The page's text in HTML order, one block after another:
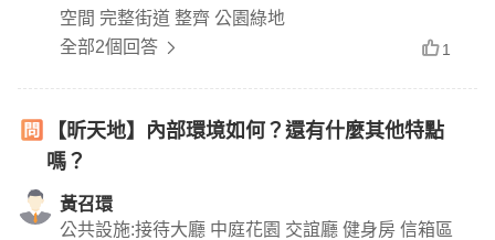
空間 完整街道 整齊 公園綠地
全部2個回答
1
【昕天地】內部環境如何？還有什麼其他特點
嗎？
黃召環
公共設施:接待大廳 中庭花園 交誼廳 健身房 信箱區